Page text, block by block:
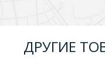
ДРУГИЕ